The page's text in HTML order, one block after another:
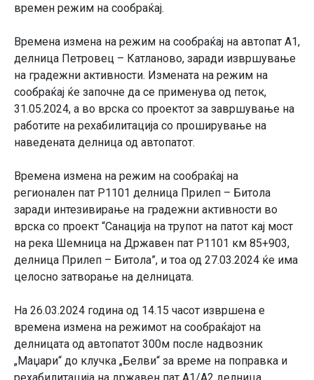
времен режим на сообраќај.
Времена измена на режим на сообраќај на автопат А1,
делница Петровец – Катланово, заради извршување
на градежни активности. Измената на режим на
сообраќај ќе започне да се применува од петок,
31.05.2024, а во врска со проектот за завршување на
работите на рехабилитација со проширување на
наведената делница од автопатот.
Времена измена на режим на сообраќај на
регионален пат Р1101 делница Прилеп – Битола
заради интезивирање на градежни активности во
врска со проект “Санација на трупот на патот кај мост
на река Шемница на Државен пат Р1101 км 85+903,
делница Прилеп – Битола”, и тоа од 27.03.2024 ќе има
целосно затворање на делницата.
На 26.03.2024 година од 14.15 часот извршена е
времена измена на режимот на сообраќајот на
делницата од автопатот 300м после надвозник
„Маџари“ до клучка „Белви“ за време на поправка и